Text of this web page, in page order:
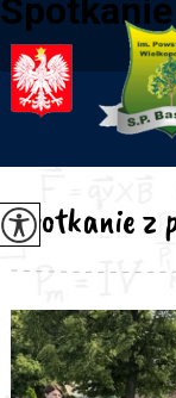
Spotkanie z